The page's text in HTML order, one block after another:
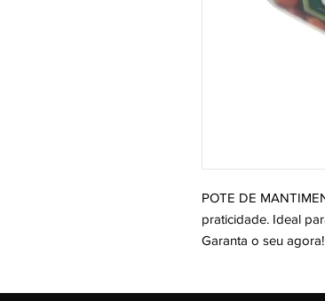
POTE DE
praticidade. Ideal
Garanta o seu agora!